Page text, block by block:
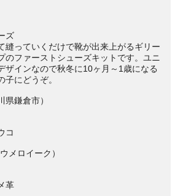
ズ
縫っていくだけで靴が出来上がるギリー
のファーストシューズキットです。ユニ
ザインなので秋冬に10ヶ月～1歳になる
子にどうぞ。
県鎌倉市）
コ
メロイーク）
革